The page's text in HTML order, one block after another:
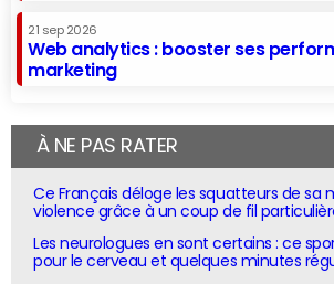
21 sep 2026
Web analytics : booster ses
marketing
À NE PAS RATER
Ce Français déloge les squatteurs de sa
violence grâce à un coup de fil
Les neurologues en sont certains : ce
pour le cerveau et quelques minutes